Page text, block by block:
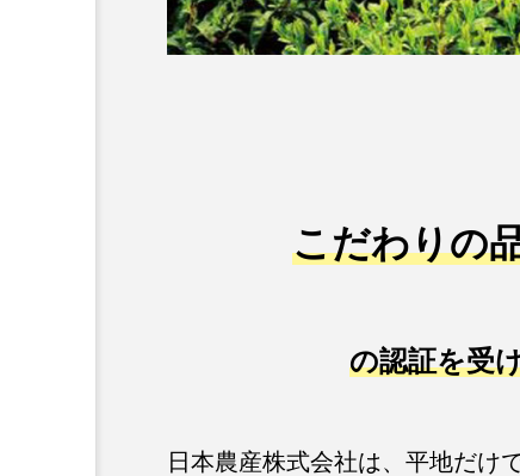
こだわりの
の認証を受
日本農産株式会社は、平地だけ
PLAY